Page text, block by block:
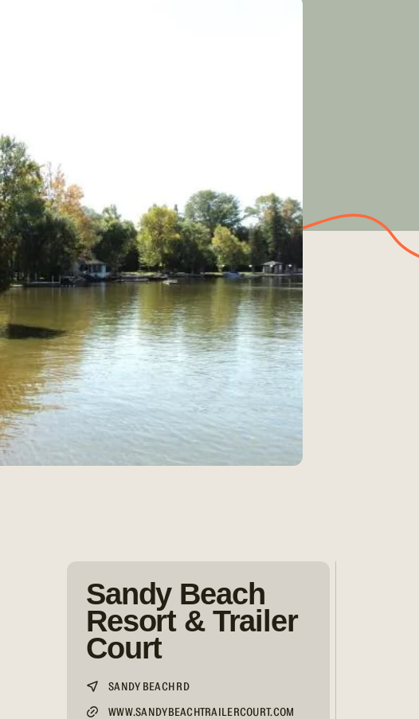
Sandy Beach
Resort & Trailer
Court
SANDY BEACH RD
WWW.SANDYBEACHTRAILERCOURT.COM